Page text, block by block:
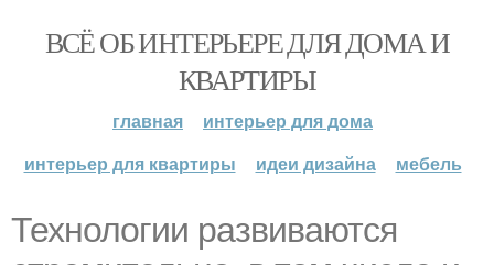
ВСЁ ОБ ИНТЕРЬЕРЕ ДЛЯ ДОМА И
КВАРТИРЫ
главная
интерьер для дома
интерьер для квартиры
идеи дизайна мебель
Технологии развиваются